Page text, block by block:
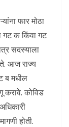
फार मोठा
गट क किंवा गट
सदस्याला
आज राज्य
ब मधील
करावे. कोविड
होती.